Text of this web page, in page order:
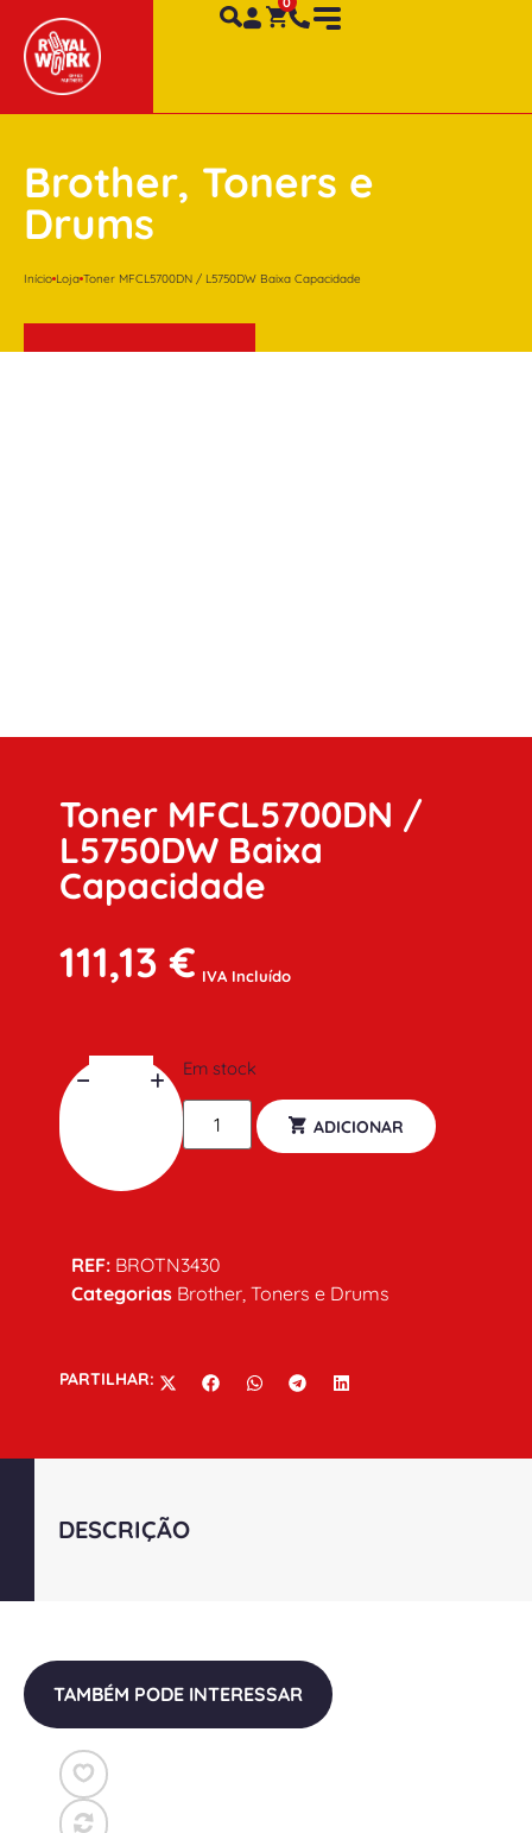
Brother, Toners e
Drums
Início Loja Toner MFCL5700DN / L5750DW Baixa Capacidade
Toner MFCL5700DN /
L5750DW Baixa
Capacidade
111,13€ IVA Incluído
Em stock
ADICIONAR
REF: BROTN3430
Categorias Brother Toners e Drums
PARTILHAR:
DESCRIÇÃO
TAMBÉM PODE INTERESSAR